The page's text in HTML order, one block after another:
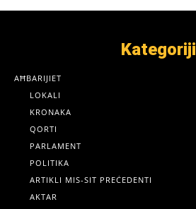
Kategoriji
AĦBARIJIET
LOKALI
KRONAKA
QORTI
PARLAMENT
POLITIKA
ARTIKLI MIS-SIT PREĊEDENTI
AKTAR